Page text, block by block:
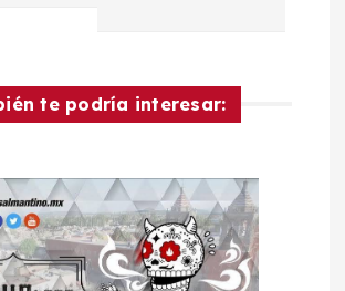
te podría interesar: